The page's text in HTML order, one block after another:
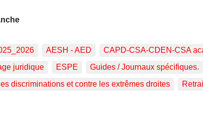
AESH - AED CAPD-CSA-CDEN-CSA
juridique
ESPE Guides / Journaux spécifiques.
discriminations et contre les extrêmes droites